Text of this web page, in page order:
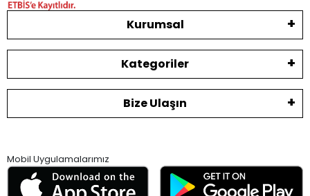
Kurumsal
Kategoriler
Bize Ulaşın
Mobil Uygulamalarımız